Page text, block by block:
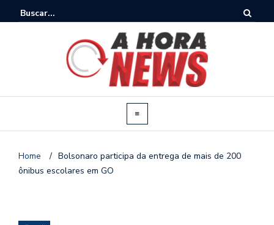
Home / Bolsonaro participa da entrega de mais de 200
ônibus escolares em GO